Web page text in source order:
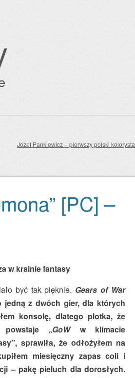
Józef Pankiewicz – pierwszy polski kolorysta
[PC] –
w krainie fantasy
być tak pięknie. Gears of War
jedną z dwóch gier, dla których
konsolę, dlatego plotka, że
„GoWw klimacie
sprawiła, że odłożyłem na
miesięczny zapas coli i
– pakę pieluch dla dorosłych.